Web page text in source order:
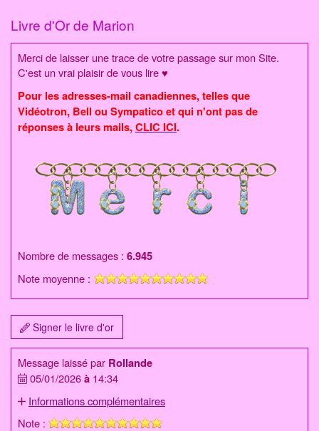
contenu
Livre d'Or de Marion
Merci de laisser une trace de votre passage sur mon Site.
C'est un vrai plaisir de vous lire ♥
Pour les adresses-mail canadiennes, telles que
Vidéotron, Bell ou Sympatico et qui n'ont pas de
réponses à leurs mails,CLIC ICI.
Nombre de messages : 6.945
Note moyenne :
Signer le livre d'or
Message laissé par Rollande
05/01/2026à 14:34
Informations complémentaires
Note :